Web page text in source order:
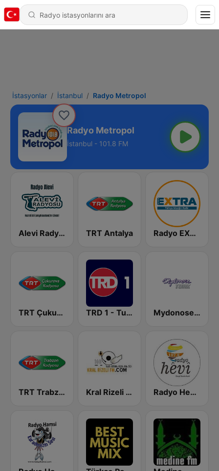
İstasyonlar İstanbul Radyo Metropol
Radyo Metropol
İstanbul - 101.8 FM
Alevi Radyosu TRT Antalya Radyo EXTRA - Türkçe Müziğin Kalbi
TRT Çukurova Radyosu TRD 1 - Turk Radyo Dunyasi (Turkish World Radio) Mydonose Turk
TRT Trabzon Radyosu Kral Rizeli FM Radyo Hevi 107.8